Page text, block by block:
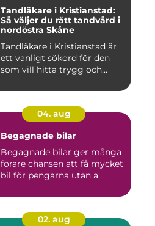
Tandläkare i Kristianstad:
Så väljer du rätt tandvård i
nordöstra Skåne
Tandläkare i Kristianstad är
ett vanligt sökord för den
som vill hitta trygg och...
04. aug
Begagnade bilar
Begagnade bilar ger många
förare chansen att få mycket
bil för pengarna utan a...
02. aug